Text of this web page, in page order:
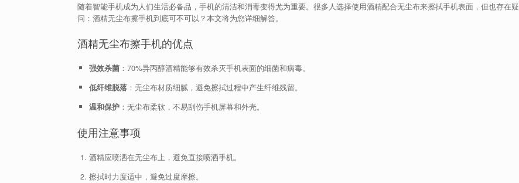
随着智能手机成为人们生活必备品，手机的清洁和消毒变得尤为重要。很多人选择使用酒精配合无尘布来擦拭手机表面，但也存在疑
问：酒精无尘布擦手机到底可不可以？本文将为您详细解答。
酒精无尘布擦手机的优点
强效杀菌：70%异丙醇酒精能够有效杀灭手机表面的细菌和病毒。
低纤维脱落：无尘布材质细腻，避免擦拭过程中产生纤维残留。
温和保护：无尘布柔软，不易刮伤手机屏幕和外壳。
使用注意事项
酒精应喷洒在无尘布上，避免直接喷洒手机。
擦拭时力度适中，避免过度摩擦。